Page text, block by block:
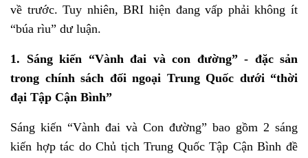
về trước. Tuy nhiên, BRI hiện đang vấp phải không ít
“búa rìu” dư luận.
1. Sáng kiến “Vành đai và con đường” - đặc sản
trong chính sách đối ngoại Trung Quốc dưới “thời
đại Tập Cận Bình”
Sáng kiến “Vành đai và Con đường” bao gồm 2 sáng
kiến hợp tác do Chủ tịch Trung Quốc Tập Cận Bình đề